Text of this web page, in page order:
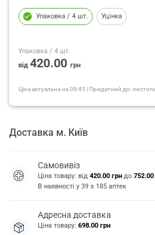
Упаковка / 4 шт. Уцінка
Упаковка / 4 шт.
від 420.00 грн
Ціна актуальна на08:45 | Придатний до:
Доставка м. Київ
Самовивіз
Ціна товару: від 420.00 грн до 752.00
В наявності у 39 з 185 аптек
Адресна доставка
Ціна товару: 698.00 грн